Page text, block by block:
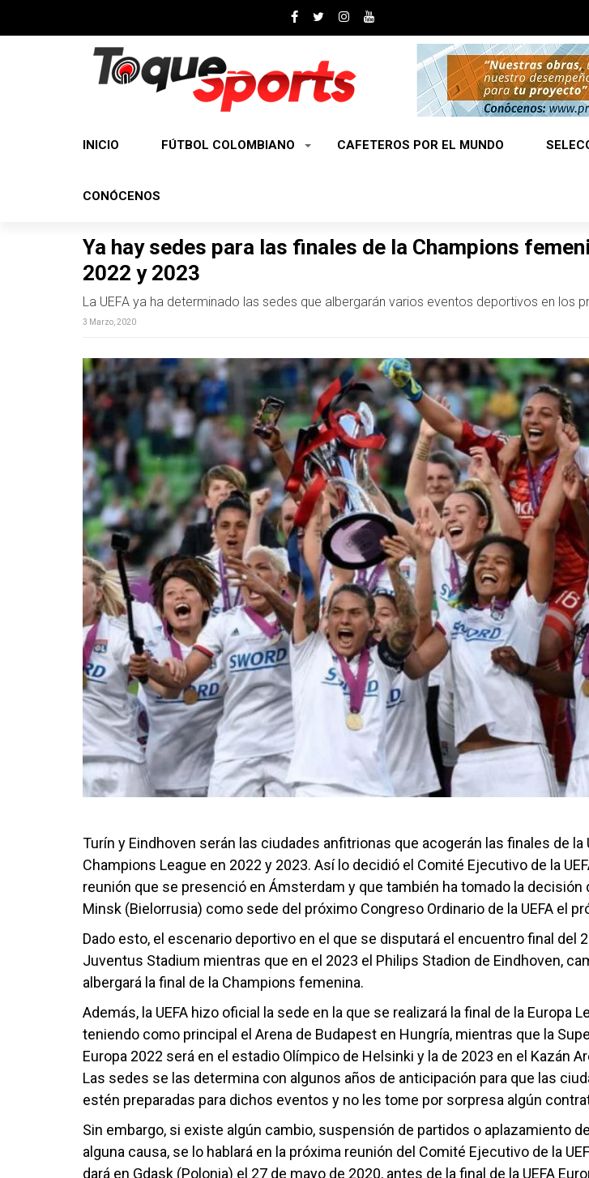
INICIO FÚTBOL COLOMBIANO CAFETEROS POR EL MUNDO
CONÓCENOS
Ya hay sedes para las finales de la Champions
2022 y 2023
La UEFA ya ha determinado las sedes que albergarán varios eventos deportivos en los
3 Marzo, 2020
Turín y Eindhoven serán las ciudades anfitrionas que acogerán las finales de la
Champions League en 2022 y 2023. Así lo decidió el Comité Ejecutivo de la
reunión que se presenció en Ámsterdam y que también ha tomado la decisión
Minsk (Bielorrusia) como sede del próximo Congreso Ordinario de la UEFA el
Dado esto, el escenario deportivo en el que se disputará el encuentro final del
Juventus Stadium mientras que en el 2023 el Philips Stadion de Eindhoven,
albergará la final de la Champions femenina.
Además, la UEFA hizo oficial la sede en la que se realizará la final de la Europa
teniendo como principal el Arena de Budapest en Hungría, mientras que la
Europa 2022 será en el estadio Olímpico de Helsinki y la de 2023 en el Kazán
Las sedes se las determina con algunos años de anticipación para que las
estén preparadas para dichos eventos y no les tome por sorpresa algún
Sin embargo, si existe algún cambio, suspensión de partidos o aplazamiento
alguna causa, se lo hablará en la próxima reunión del Comité Ejecutivo de la
dará en Gdask (Polonia) el 27 de mayo de 2020, antes de la final de la UEFA